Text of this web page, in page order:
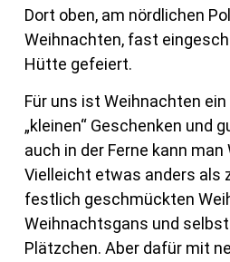
Dort oben, am nördlichen
Weihnachten, fast
Hütte gefeiert.
Für uns ist Weihnachten
„kleinen“ Geschenken und
auch in der Ferne kann
Vielleicht etwas anders als
festlich geschmückten
Weihnachtsgans und
Plätzchen. Aber dafür mit